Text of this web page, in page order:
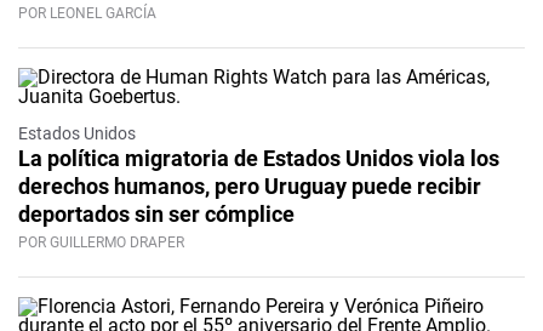
POR LEONEL GARCÍA
Estados Unidos
La política migratoria de Estados Unidos viola los
derechos humanos, pero Uruguay puede recibir
deportados sin ser cómplice
POR GUILLERMO DRAPER